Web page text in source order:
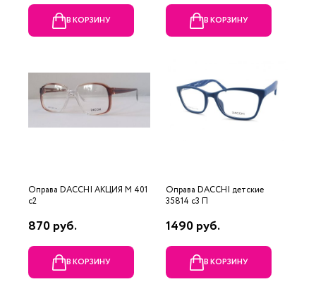
В КОРЗИНУ В КОРЗИНУ
Оправа DACCHI АКЦИЯ М 401
c2
870 руб.
В КОРЗИНУ
Оправа DACCHI детские
35814 c3 П
1490 руб.
В КОРЗИНУ